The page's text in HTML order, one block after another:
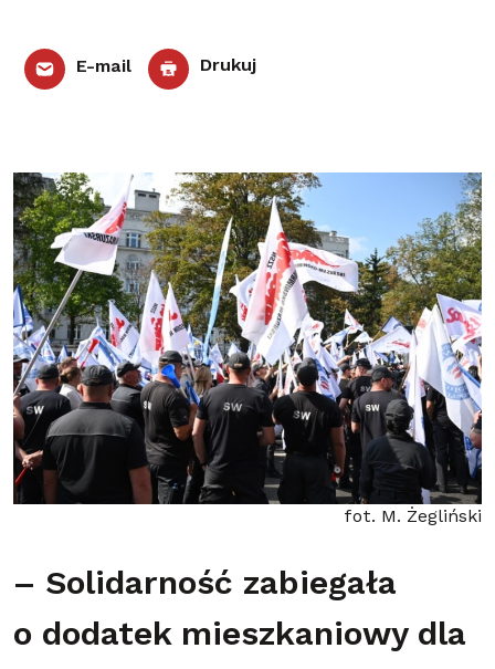
E-mail Drukuj
fot. M. Żegliński
– Solidarność zabiegała
o dodatek mieszkaniowy dla